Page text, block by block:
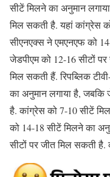
सीटें मिलने का अनुमान
मिल सकती है. यहां कांग्रेस
सीएनएक्स ने एमएनएफ को
जेडपीएम को 12-16 सीटों
मिल सकती हैं. रिपब्लिक
का अनुमान लगाया है, जबकि
है. कांग्रेस को 7-10 सीटें
को 14-18 सीटें मिलने का
सीटों पर जीत मिल सकती